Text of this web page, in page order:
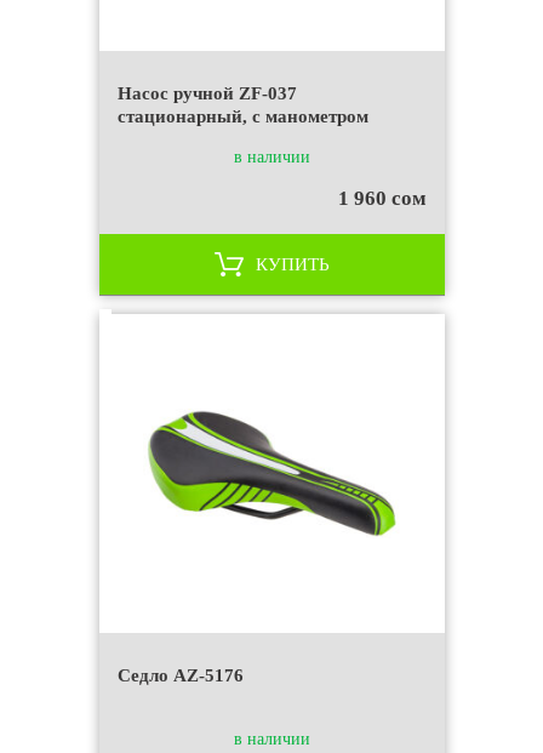
Насос ручной ZF-037
стационарный, с манометром
в наличии
1 960 сом
КУПИТЬ
Седло AZ-5176
в наличии